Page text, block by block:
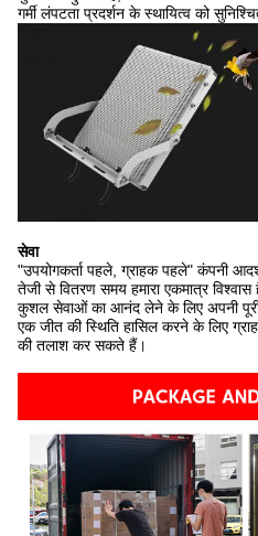
गर्मी लंपटता प्रदर्शन के स्थायित्व को
सेवा
"उपयोगकर्ता पहले, ग्राहक पहले" कंपनी
तेजी से वितरण समय हमारा एकमात्र
कुशल सेवाओं का आनंद लेने के लिए अपनी पूरी
एक जीत की स्थिति हासिल करने के लिए
की तलाश कर सकते हैं।